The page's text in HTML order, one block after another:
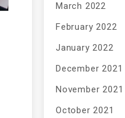
March 2022
February 2022
January 2022
December 2021
November 2021
October 2021